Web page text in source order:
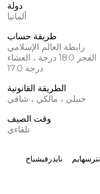
دولة
ألمانيا
طريقة حساب
رابطة العالم الإسلامي
الفجر 18.0 درجة ، العشاء
17.0 درجة
الطريقة القانونية
حنبلي ، مالكي ، شافي
وقت الصيف
تلقاءي
نایدرفیشباخ نترسهایم